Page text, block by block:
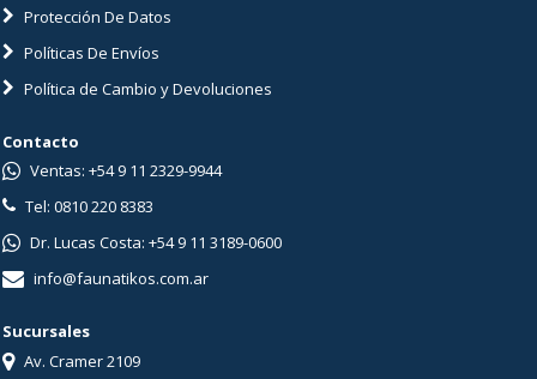
Protección De Datos
Políticas De Envíos
Política de Cambio y Devoluciones
Contacto
Ventas: +54 9 11 2329-9944
Tel: 0810 220 8383
Dr. Lucas Costa: +54 9 11 3189-0600
info@faunatikos.com.ar
Sucursales
Av. Cramer 2109